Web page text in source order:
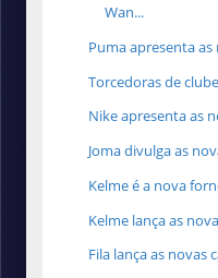
Wan...
Puma apresenta
Torcedoras de
Nike apresenta as
Joma divulga as
Kelme é a nova
Kelme lança as
Fila lança as novas